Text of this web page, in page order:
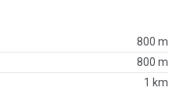
800 m
800 m
1 km